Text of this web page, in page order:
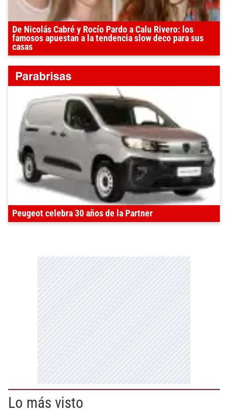
De Nicolás Cabré y Rocío Pardo a Calu Rivero: los
famosos apuestan a la tendencia slow deco para sus
casas
Peugeot celebra 30 años de la Partner
Lo más visto